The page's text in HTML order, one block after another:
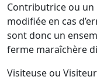
Contributrice ou un
modifiée en cas
sont donc un
ferme maraîchère
Visiteuse ou